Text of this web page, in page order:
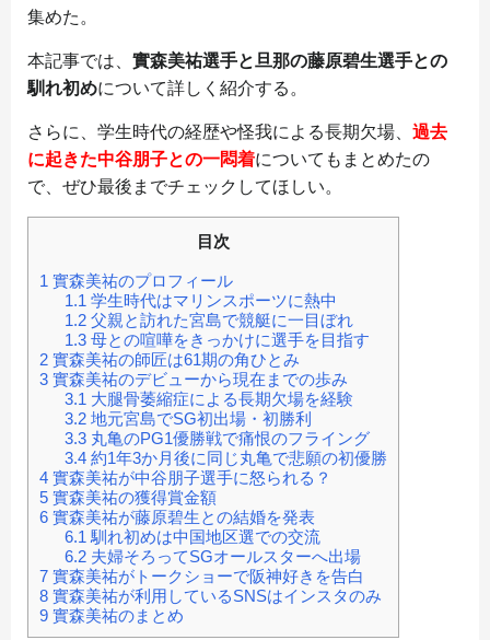
集めた。
本記事では、 實森美祐選手と旦那の藤原碧生選手との
馴れ初めについて詳しく紹介する。
さらに、学生時代の経歴や怪我による長期欠場、 過去
に起きた中谷朋子との一悶着についてもまとめたの
で、ぜひ最後までチェックしてほしい。
目次
1 實森美祐のプロフィール
1.1 学生時代はマリンスポーツに熱中
1.2父親と訪れた宮島で競艇に一目ぼれ
1.3母との喧嘩をきっかけに選手を目指す
2 實森美祐の師匠は61期の角ひとみ
3 實森美祐のデビューから現在までの歩み
3.1 大腿骨萎縮症による長期欠場を経験
3.2地元宮島でSG初出場・初勝利
3.3丸亀のPG1優勝戦で痛恨のフライング
3.4約1年3か月後に同じ丸亀で悲願の初優勝
4 實森美祐が中谷朋子選手に怒られる？
5 實森美祐の獲得賞金額
6 實森美祐が藤原碧生との結婚を発表
6.1 馴れ初めは中国地区選での交流
6.2夫婦そろってSGオールスターへ出場
7 實森美祐がトークショーで阪神好きを告白
8 實森美祐が利用しているSNSはインスタのみ
9 實森美祐のまとめ